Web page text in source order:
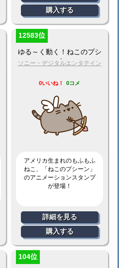
購入する
12583位
ゆる～く動く！ねこのプシ
ーン
ソニー・デジタルエンタテイン
メント
0いいね！ 0コメ
アメリカ生まれのもふもふ
ねこ、「ねこのプシーン」
のアニメーションスタンプ
が登場！
詳細を見る
購入する
104位